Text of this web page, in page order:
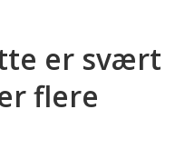
er svært
flere